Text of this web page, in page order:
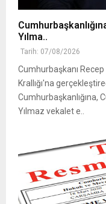
Yılma..
Tarih: 07/08/2026
Cumhurbaşkanı
Krallığı'na
Cumhurbaşkanlığına,
Yılmaz vekalet e..